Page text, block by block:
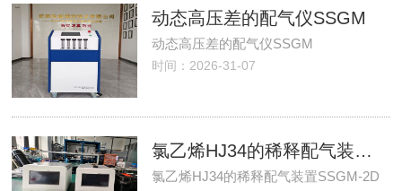
动态高压差的配气仪SSGM
动态高压差的配气仪SSGM
时间：2026-31-07
氯乙烯HJ34的稀释配气装置SSGM-2D
氯乙烯HJ34的稀释配气装置SSGM-2D